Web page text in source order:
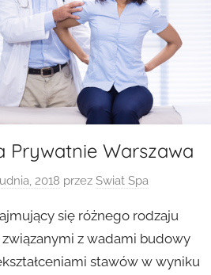
Prywatnie Warszawa
2018 przez Swiat Spa
się różnego rodzaju
z wadami budowy
stawów w wyniku